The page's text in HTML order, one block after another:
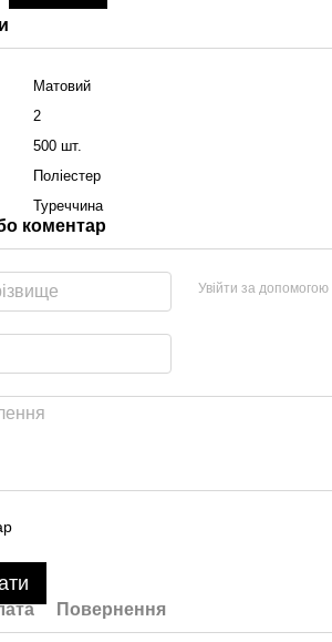
Матовий
2
500 шт.
Поліестер
Туреччина
коментар
Увійти за допомогою
Повернення